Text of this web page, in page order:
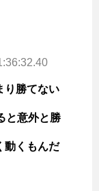
り勝てない
と意外と勝
動くもんだ